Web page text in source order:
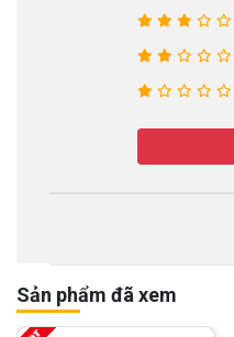
Sản phẩm đã xem